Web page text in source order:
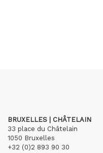
BRUXELLES | CHÂTELAIN
33 place du Châtelain
1050 Bruxelles
+32 (0)2 893 90 30